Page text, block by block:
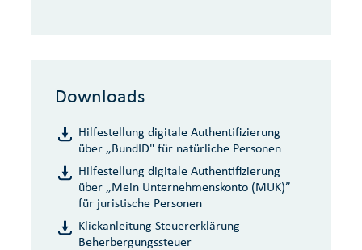
Downloads
Hilfestellung digitale Authentifizierung
über „BundID" für natürliche Personen
Hilfestellung digitale Authentifizierung
über „Mein Unternehmenskonto (MUK)”
für juristische Personen
Klickanleitung Steuererklärung
Beherbergungssteuer